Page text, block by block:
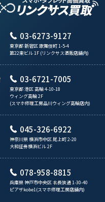
03-6273-9127
東京都 新宿区 歌舞伎町 1-5-4
第22東ビル 1F (リンクサス酒販店舗内)
03-6721-7005
東京都 港区 高輪 4-10-18
ウィング高輪 2F
(スマホ修理工房品川ウィング高輪店内)
045-326-6922
神奈川県 横浜市中区 尾上町 2-20
大和証券横浜ビル 2F
078-958-8815
兵庫県 神戸市中央区 北長狭通 1-30-40
ピアザkobe1(スマホ修理工房店舗内)